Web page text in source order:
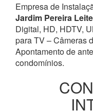
Empresa de
Jardim Pereira Leite
Digital, HD, HDTV,
para TV – Câmeras
Apontamento de
condomínios.